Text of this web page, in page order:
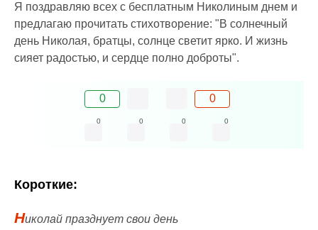
Я поздравляю всех с бесплатным Николиным днем и
предлагаю прочитать стихотворение: "В солнечный
день Николая, братцы, солнце светит ярко. И жизнь
сияет радостью, и сердце полно доброты".
0 0
0 0 0 0
Короткие:
Николай празднует свои день